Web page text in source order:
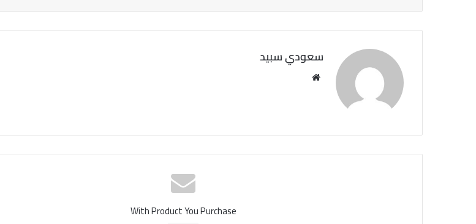
سعودي سبيد
With Product You Purchase